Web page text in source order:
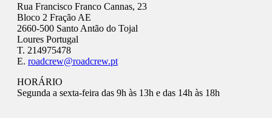
Rua Francisco Franco Cannas, 23
Bloco 2 Fração AE
2660-500 Santo Antão do Tojal
Loures Portugal
T. 214975478
E. roadcrew@roadcrew.pt
HORÁRIO
Segunda a sexta-feira das 9h às 13h e das 14h às 18h